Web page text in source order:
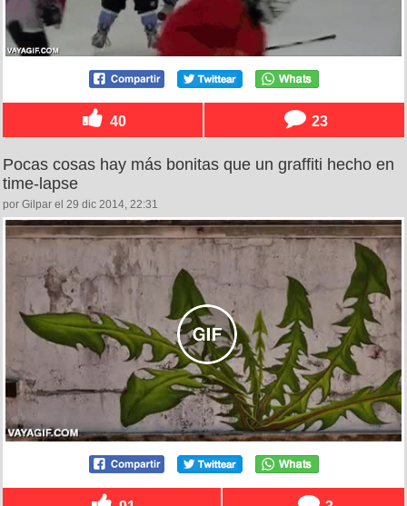
40 23
Pocas cosas hay más bonitas que un graffiti hecho en
time-lapse
por Gilpar el 29 dic 2014, 22:31